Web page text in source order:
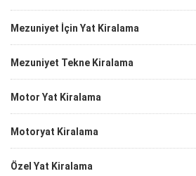
Mezuniyet İçin Yat Kiralama
Mezuniyet Tekne Kiralama
Motor Yat Kiralama
Motoryat Kiralama
Özel Yat Kiralama